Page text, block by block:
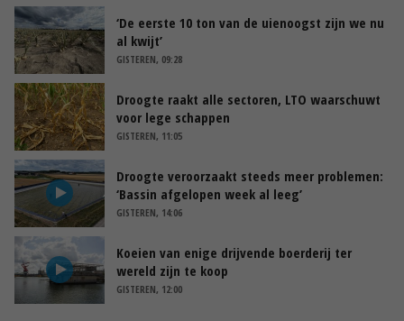
‘De eerste 10 ton van de uienoogst zijn we nu
al kwijt’
GISTEREN, 09:28
Droogte raakt alle sectoren, LTO waarschuwt
voor lege schappen
GISTEREN, 11:05
Droogte veroorzaakt steeds meer problemen:
‘Bassin afgelopen week al leeg’
GISTEREN, 14:06
Koeien van enige drijvende boerderij ter
wereld zijn te koop
GISTEREN, 12:00